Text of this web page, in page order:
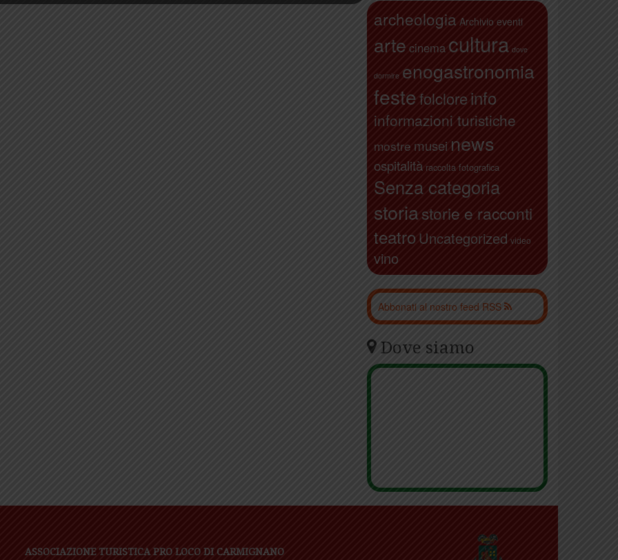
archeologia Archivio eventi
arte cinema cultura dove
dormire enogastronomia
festefolcloreinfo
informazioni turistiche
mostre musei news
ospitalità raccolta fotografica
Senza categoria
storiastorie e racconti
teatro Uncategorized video
vino
Abbonati al nostro feed RSS
Dove siamo
ASSOCIAZIONE TURISTICA PRO LOCO DI CARMIGNANO